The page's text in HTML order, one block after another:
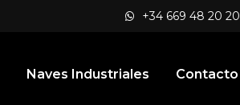
+34 669 48 20 20
Naves Industriales Contacto